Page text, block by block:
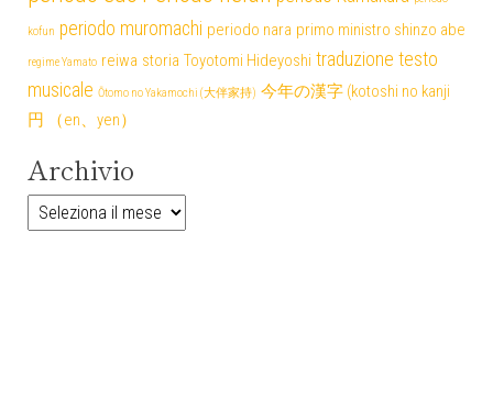
kofun periodo muromachi periodo nara primo ministro shinzo abe
regime Yamato reiwa storia Toyotomi Hideyoshi traduzione testo
musicale Ōtomo no Yakamochi (大伴家持) 今年の漢字 (kotoshi no kanji
円 （en、yen）
Archivio
Archivio